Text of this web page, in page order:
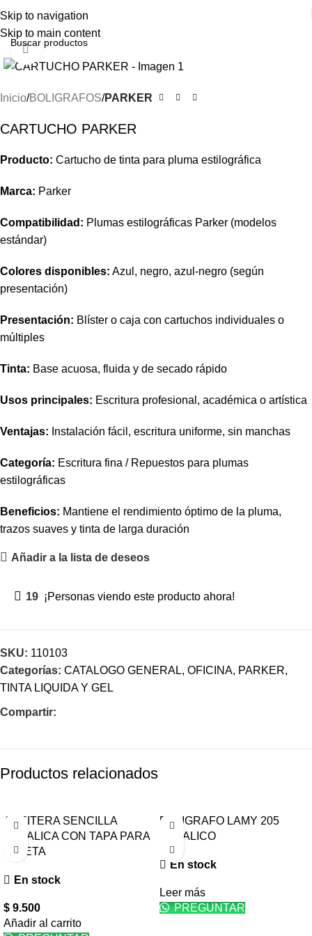
Skip to navigation
Skip to main content
Clic para ampliar
Inicio BOLIGRAFOS PARKER
CARTUCHO PARKER
Producto: Cartucho de tinta para pluma estilográfica
Marca: Parker
Compatibilidad: Plumas estilográficas Parker (modelos
estándar)
Colores disponibles: Azul, negro, azul-negro (según
presentación)
Presentación: Blíster o caja con cartuchos individuales o
múltiples
Tinta: Base acuosa, fluida y de secado rápido
Usos principales: Escritura profesional, académica o artística
Ventajas: Instalación fácil, escritura uniforme, sin manchas
Categoría: Escritura fina / Repuestos para plumas
estilográficas
Beneficios: Mantiene el rendimiento óptimo de la pluma,
trazos suaves y tinta de larga duración
Añadir a la lista de deseos
19 ¡Personas viendo este producto ahora!
SKU: 110103
Categorías: CATALOGO GENERAL, OFICINA, PARKER,
TINTA LIQUIDA Y GEL
Compartir:
Productos relacionados
ACEITERA SENCILLA
METALICA CON TAPA PARA
PALETA
En stock
$ 9.500
Añadir al carrito
BOLIGRAFO LAMY 205
METALICO
En stock
Leer más
PREGUNTAR